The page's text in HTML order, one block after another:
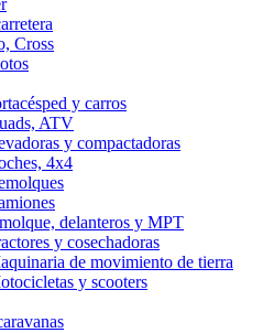
Cross
y carros
ATV
y compactadoras
4x4
delanteros y MPT
y cosechadoras
de movimiento de tierra
y scooters